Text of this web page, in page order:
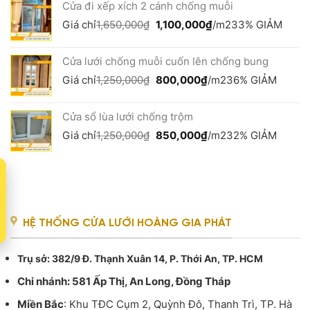
1,200,000₫.là:
650,000₫.
Cửa đi xếp xích 2 cánh chống muỗi
Giá chỉ1,650,000₫ Giá
1,650,000₫.
1,100,000₫Giá
là:
1,100,000₫.
/m233% GIẢM
Cửa lưới chống muỗi cuốn lên chống bung
Giá chỉ1,250,000₫ Giá
1,250,000₫.
800,000₫Giá
800,000₫.
/m236% GIẢM
Cửa sổ lùa lưới chống trộm
Giá chỉ1,250,000₫ Giá
850,000₫Giá
/m232% GIẢM
HỆ THỐNG CỬA LƯỚI HOÀNG GIA PHÁT
Trụ sở: 382/9 Đ. Thạnh Xuân 14, P. Thới An, TP. HCM
Chi nhánh: 581 Ấp Thị, An Long, Đồng Tháp
Miền Bắc: Khu TĐC Cụm 2, Quỳnh Đô, Thanh Trì, TP. Hà